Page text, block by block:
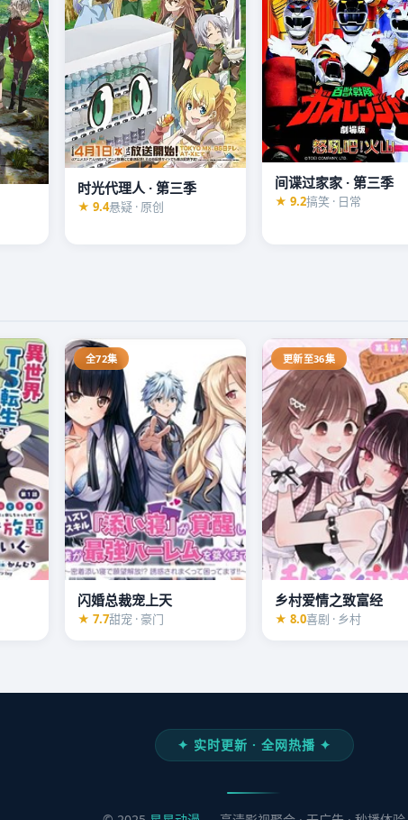
时光代理人 · 第三季
★ 9.4悬疑 · 原创
间谍过家家 · 第三季
★ 9.2搞笑 · 日常
全72集
闪婚总裁宠上天
★ 7.7甜宠 · 豪门
更新至36集
乡村爱情之致富经
★ 8.0喜剧 · 乡村
✦ 实时更新 · 全网热播 ✦